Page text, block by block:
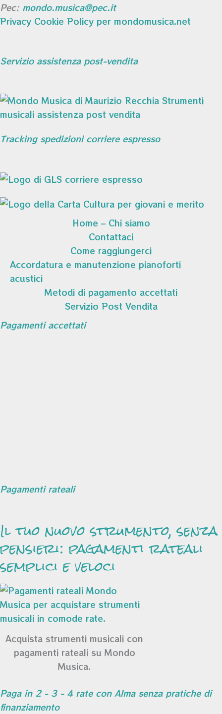
Pec: mondo.musica@pec.it
Privacy Cookie Policy per mondomusica.net
Servizio assistenza post-vendita
Tracking spedizioni corriere espresso
Home – Chi siamo
Contattaci
Come raggiungerci
Accordatura e manutenzione pianoforti
acustici
Metodi di pagamento accettati
Servizio Post Vendita
Pagamenti accettati
Pagamenti rateali
Il tuo nuovo strumento, senza
pensieri: pagamenti rateali
semplici e veloci
Acquista strumenti musicali con
pagamenti rateali su Mondo
Musica.
Paga in 2 - 3 - 4 rate con Alma senza pratiche di
finanziamento